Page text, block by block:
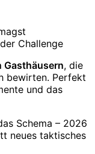
Challenge
Gasthäusern, die
bewirten. Perfekt
und das
Schema – 2026
neues taktisches